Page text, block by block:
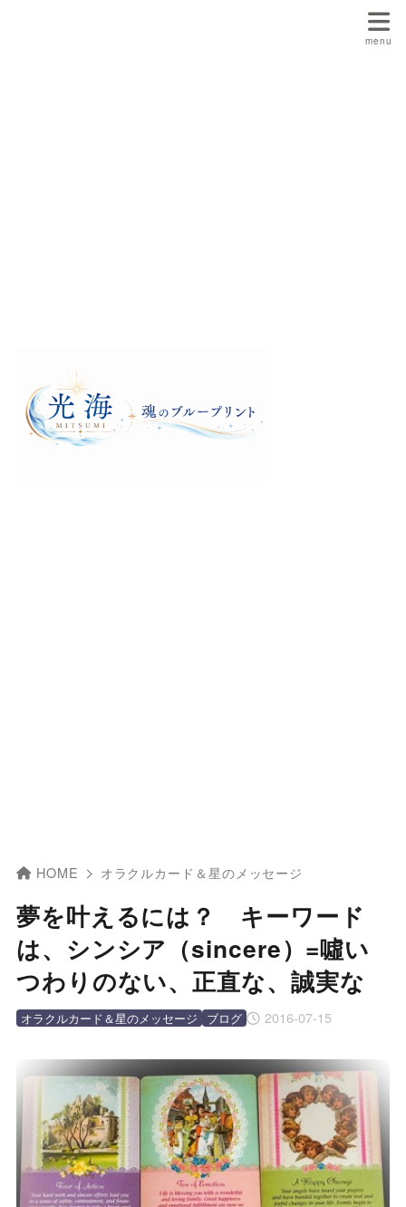
HOME オラクルカード＆星のメッセージ
夢を叶えるには？ キーワード
は、シンシア（sincere）=噓い
つわりのない、正直な、誠実な
2016-07-15
オラクルカード＆星のメッセージ ブログ